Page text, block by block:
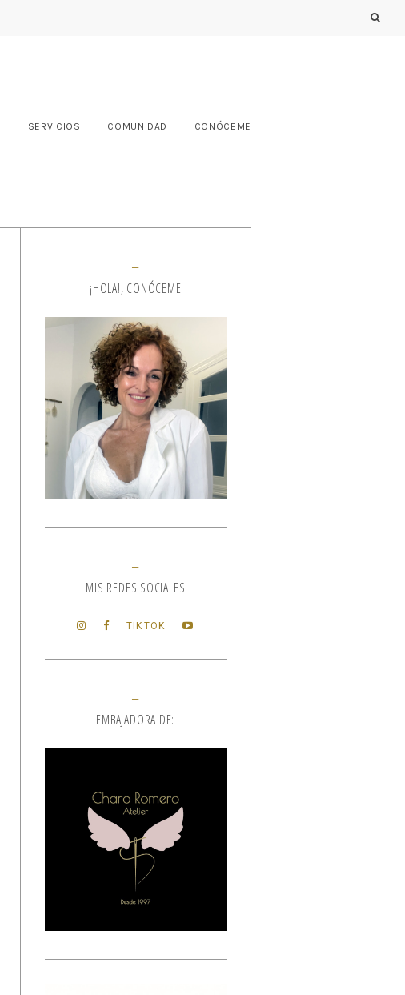
SERVICIOS COMUNIDAD CONÓCEME
¡HOLA!, CONÓCEME
MIS REDES SOCIALES
TIKTOK
EMBAJADORA DE: